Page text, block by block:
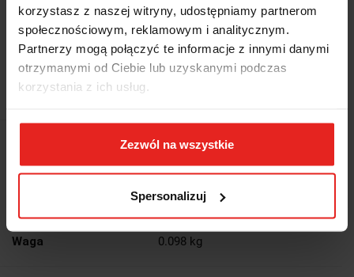
korzystasz z naszej witryny, udostępniamy partnerom
społecznościowym, reklamowym i analitycznym.
Partnerzy mogą połączyć te informacje z innymi danymi
otrzymanymi od Ciebie lub uzyskanymi podczas
korzystania z ich usług.
Zezwól na wszystkie
Spersonalizuj
58.72
118.20
-50%
58.72
48 godzin
Cena przesyłki 13.5
Waga 0.098 kg